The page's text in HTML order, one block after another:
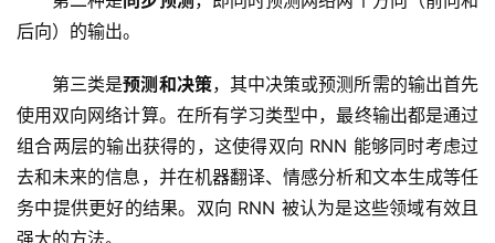
品
目
行
业
资
讯
后向）的输出。
第三类是预测和决策，其中决策或预测所需的输出首先
使用双向网络计算。在所有学习类型中，最终输出都是通过
组合两层的输出获得的，这使得双向 RNN 能够同时考虑过
去和未来的信息，并在机器翻译、情感分析和文本生成等任
务中提供更好的结果。双向 RNN 被认为是这些领域有效且